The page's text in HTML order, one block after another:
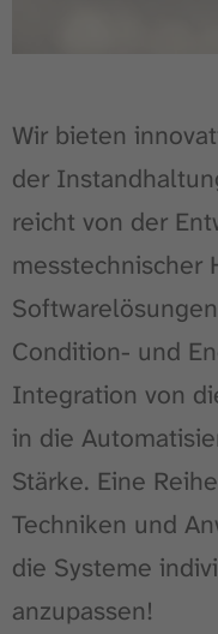
Wir bieten
der
reicht von der
messtechnischer
Condition- und
Integration von
in die
Stärke. Eine
Techniken und
die Systeme
anzupassen!